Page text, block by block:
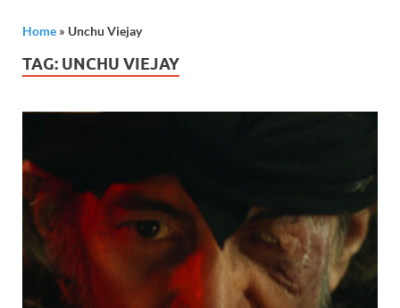
Home » Unchu Viejay
TAG: UNCHU VIEJAY